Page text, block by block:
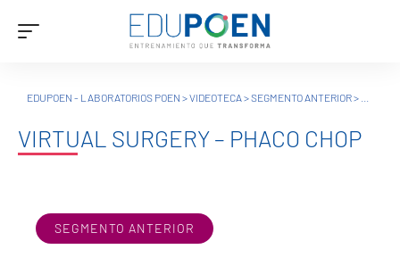
EDUPOEN - LABORATORIOS POEN >VIDEOTECA>SEGMENTO ANTERIOR>
VIRTUAL SURGERY – PHACO CHOP
SEGMENTO ANTERIOR